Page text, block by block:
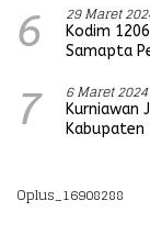
6 29 Maret
Kodim
Samapta
7 6 Maret
Kurniawan
Kabupaten
Oplus_16908288